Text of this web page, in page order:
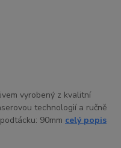
vyrobený z kvalitní
technologií a ručně
90mm celý popis